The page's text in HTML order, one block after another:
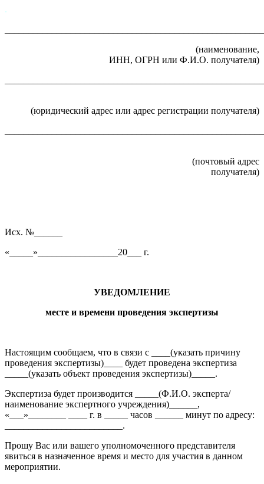
.
(наименование,
ИНН, ОГРН или Ф.И.О. получателя)
(юридический адрес или адрес регистрации получателя)
(почтовый адрес
получателя)
Исх. №______
«_____»_________________20___ г.
УВЕДОМЛЕНИЕ
месте и времени проведения экспертизы
Настоящим сообщаем, что в связи с ____(указать причину
проведения экспертизы)____ будет проведена экспертиза
_____(указать объект проведения экспертизы)_____.
Экспертиза будет производится _____(Ф.И.О. эксперта/
наименование экспертного учреждения)______,
«___»________ ____ г. в _____ часов ______ минут по адресу:
_________________________.
Прошу Вас или вашего уполномоченного представителя
явиться в назначенное время и место для участия в данном
мероприятии.